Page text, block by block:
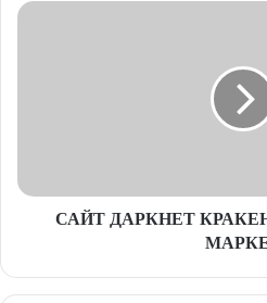
САЙТ
САЙТ ДАРКНЕТ КРАКЕН